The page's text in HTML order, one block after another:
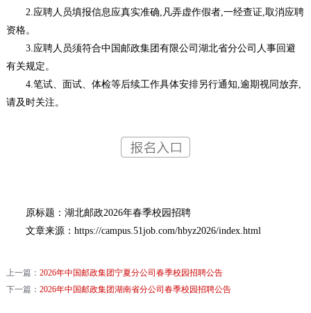
2.应聘人员填报信息应真实准确,凡弄虚作假者,一经查证,取消应聘
资格。
3.应聘人员须符合中国邮政集团有限公司湖北省分公司人事回避
有关规定。
4.笔试、面试、体检等后续工作具体安排另行通知,逾期视同放弃,
请及时关注。
原标题：湖北邮政2026年春季校园招聘
文章来源：https://campus.51job.com/hbyz2026/index.html
上一篇： 2026年中国邮政集团宁夏分公司春季校园招聘公告
下一篇： 2026年中国邮政集团湖南省分公司春季校园招聘公告